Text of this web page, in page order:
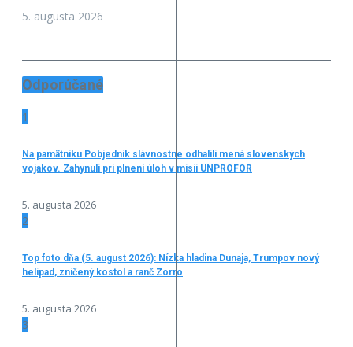
5. augusta 2026
Odporúčané
1
Na pamätníku Pobjednik slávnostne odhalili mená slovenských
vojakov. Zahynuli pri plnení úloh v misii UNPROFOR
5. augusta 2026
2
Top foto dňa (5. august 2026): Nízka hladina Dunaja, Trumpov nový
helipad, zničený kostol a ranč Zorro
5. augusta 2026
3